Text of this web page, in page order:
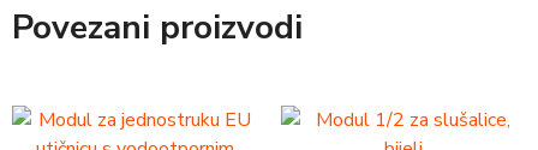
Povezani proizvodi